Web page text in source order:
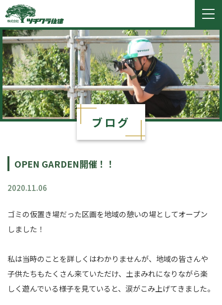
ブログ
OPEN GARDEN開催！！
2020.11.06
ゴミの仮置き場だった区画を地域の憩いの場としてオープン
しました！
私は当時のことを詳しくはわかりませんが、地域の皆さんや
子供たちもたくさん来ていただけ、土まみれになりながら楽
しく遊んでいる様子を見ていると、涙がこみ上げてきました。